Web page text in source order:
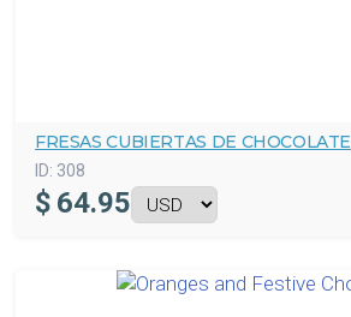
FRESAS CUBIERTAS DE CHOCOLATE
ID: 308
$ 64.95